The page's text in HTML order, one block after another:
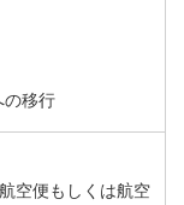
移行
空便もしくは航空